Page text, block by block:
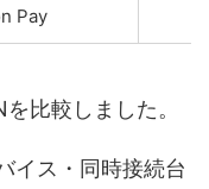
Pay
比較しました。
イス・同時接続台